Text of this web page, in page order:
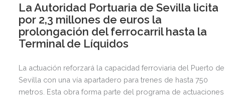
La Autoridad Portuaria de Sevilla licita
por 2,3 millones de euros la
prolongación del ferrocarril hasta la
Terminal de Líquidos
La actuación reforzará la capacidad ferroviaria del Puerto de
Sevilla con una vía apartadero para trenes de hasta 750
metros. Esta obra forma parte del programa de actuaciones